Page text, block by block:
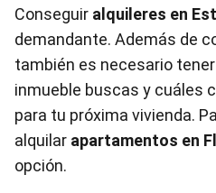
Conseguir alquileres en
demandante. Además de
también es necesario
inmueble buscas y cuáles
para tu próxima vivienda.
alquilar apartamentos en
opción.